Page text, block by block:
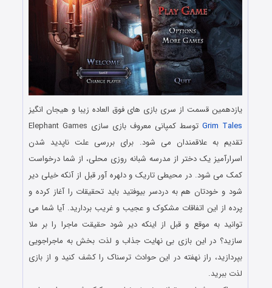
یازدهمین قسمت از سری بازی های فوق العاده زیبا و هیجان انگیز
Grim Tales
توسط کمپانی معروف بازی سازی Elephant Games
تقدیم به علاقمندان می شود. برای بررسی علت ناپدید شدن
اسرارآمیز یک دختر از مدرسه شبانه روزی محلی، از شما درخواست
کمک می شود. در محیطی تاریک و دلهره آور قبل از آنکه خیلی دیر
شود و خودتان هم به دردسر بیوفتید باید تحقیقات را آغاز کرده و
پرده از این اتفاقات مشکوک و عجیب و غریب بردارید. آیا شما می
توانید به موقع و قبل از اینکه دیر شود حقیقت ماجرا را بر ملا
سازید؟ در این بازی بی نهایت جذاب و لذت بخش به ماجراجویی
بپردازید، راز نهفته در این حوادث ترسناک را کشف کنید و از بازی
لذت ببرید.